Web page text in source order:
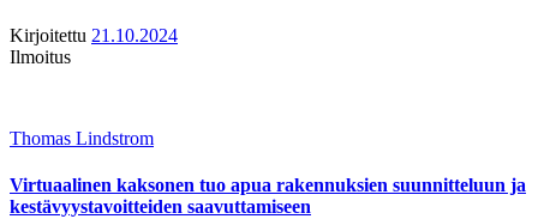
Kirjoitettu 21.10.2024
Ilmoitus
Thomas Lindstrom
Virtuaalinen kaksonen tuo apua rakennuksien suunnitteluun ja
kestävyystavoitteiden saavuttamiseen